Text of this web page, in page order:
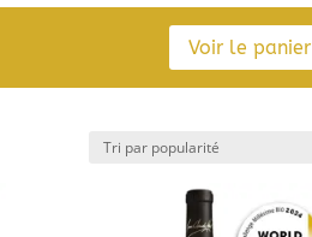
Voir le panier